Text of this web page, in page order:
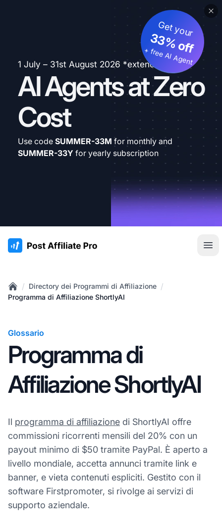
1 July – 31st August 2026 *extended
AI Agents at Zero
Cost
Get your
33% off
+ free AI Agent
Use code SUMMER-33M for monthly and
SUMMER-33Y for yearly subscription
:site.title
Home
/ Directory dei Programmi di Affiliazione /
Programma di Affiliazione ShortlyAI
Glossario
Programma di
Affiliazione ShortlyAI
Il programma di affiliazione di ShortlyAI offre
commissioni ricorrenti mensili del 20% con un
payout minimo di $50 tramite PayPal. È aperto a
livello mondiale, accetta annunci tramite link e
banner, e vieta contenuti espliciti. Gestito con il
software Firstpromoter, si rivolge ai servizi di
supporto aziendale.